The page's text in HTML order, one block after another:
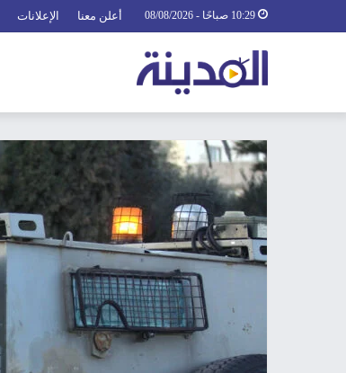
أعلن معنا الإعلانات